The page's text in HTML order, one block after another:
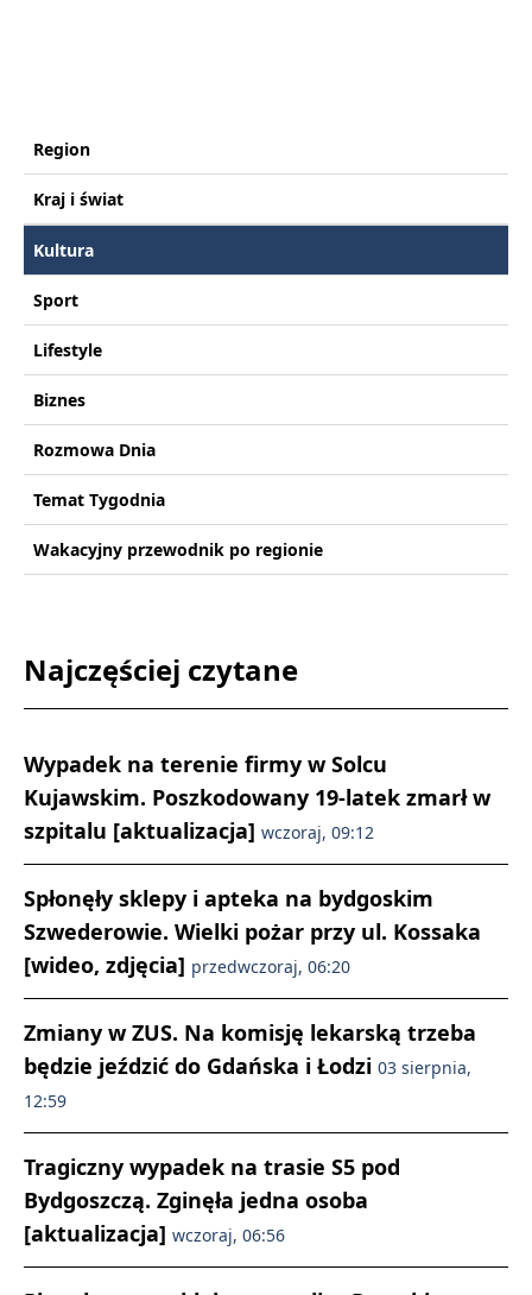
Region
Kraj i świat
Kultura
Sport
Lifestyle
Biznes
Rozmowa Dnia
Temat Tygodnia
Wakacyjny przewodnik po regionie
Najczęściej czytane
Wypadek na terenie firmy w Solcu
Kujawskim. Poszkodowany 19-latek zmarł w
szpitalu [aktualizacja] wczoraj, 09:12
Spłonęły sklepy i apteka na bydgoskim
Szwederowie. Wielki pożar przy ul. Kossaka
[wideo, zdjęcia] przedwczoraj, 06:20
Zmiany w ZUS. Na komisję lekarską trzeba
będzie jeździć do Gdańska i Łodzi 03 sierpnia,
12:59
Tragiczny wypadek na trasie S5 pod
Bydgoszczą. Zginęła jedna osoba
[aktualizacja] wczoraj, 06:56